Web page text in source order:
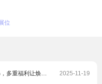
位
利让焕新更划算！ 2025-11-19